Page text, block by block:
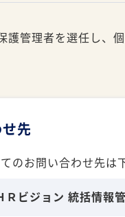
護管理者を選任し、
先
のお問い合わせ先は
Ｒビジョン 統括情報